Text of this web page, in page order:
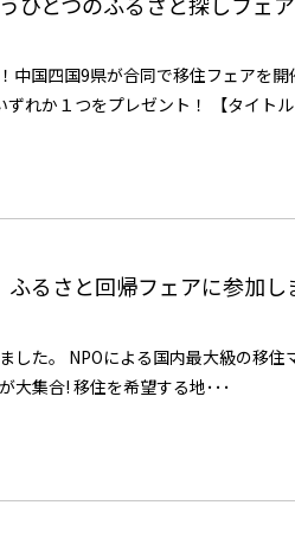
中国四国9県が合同で移住フェアを
れか１つをプレゼント！ 【タイトル
るさと回帰フェアに参加し
した。 NPOによる国内最大級の移住
大集合! 移住を希望する地･･･